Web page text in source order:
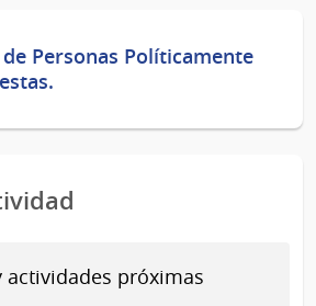
Personas Políticamente
actividades próximas